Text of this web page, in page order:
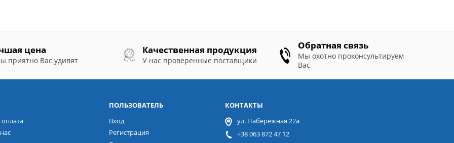
цена
приятно Вас удивят
Качественная продукция
У нас проверенные поставщики
Обратная связь
Мы охотно проконсультируем
Вас
ПОЛЬЗОВАТЕЛЬ
Вход
Регистрация
КОНТАКТЫ
ул. Набережная 22а
+38 063 872 47 12